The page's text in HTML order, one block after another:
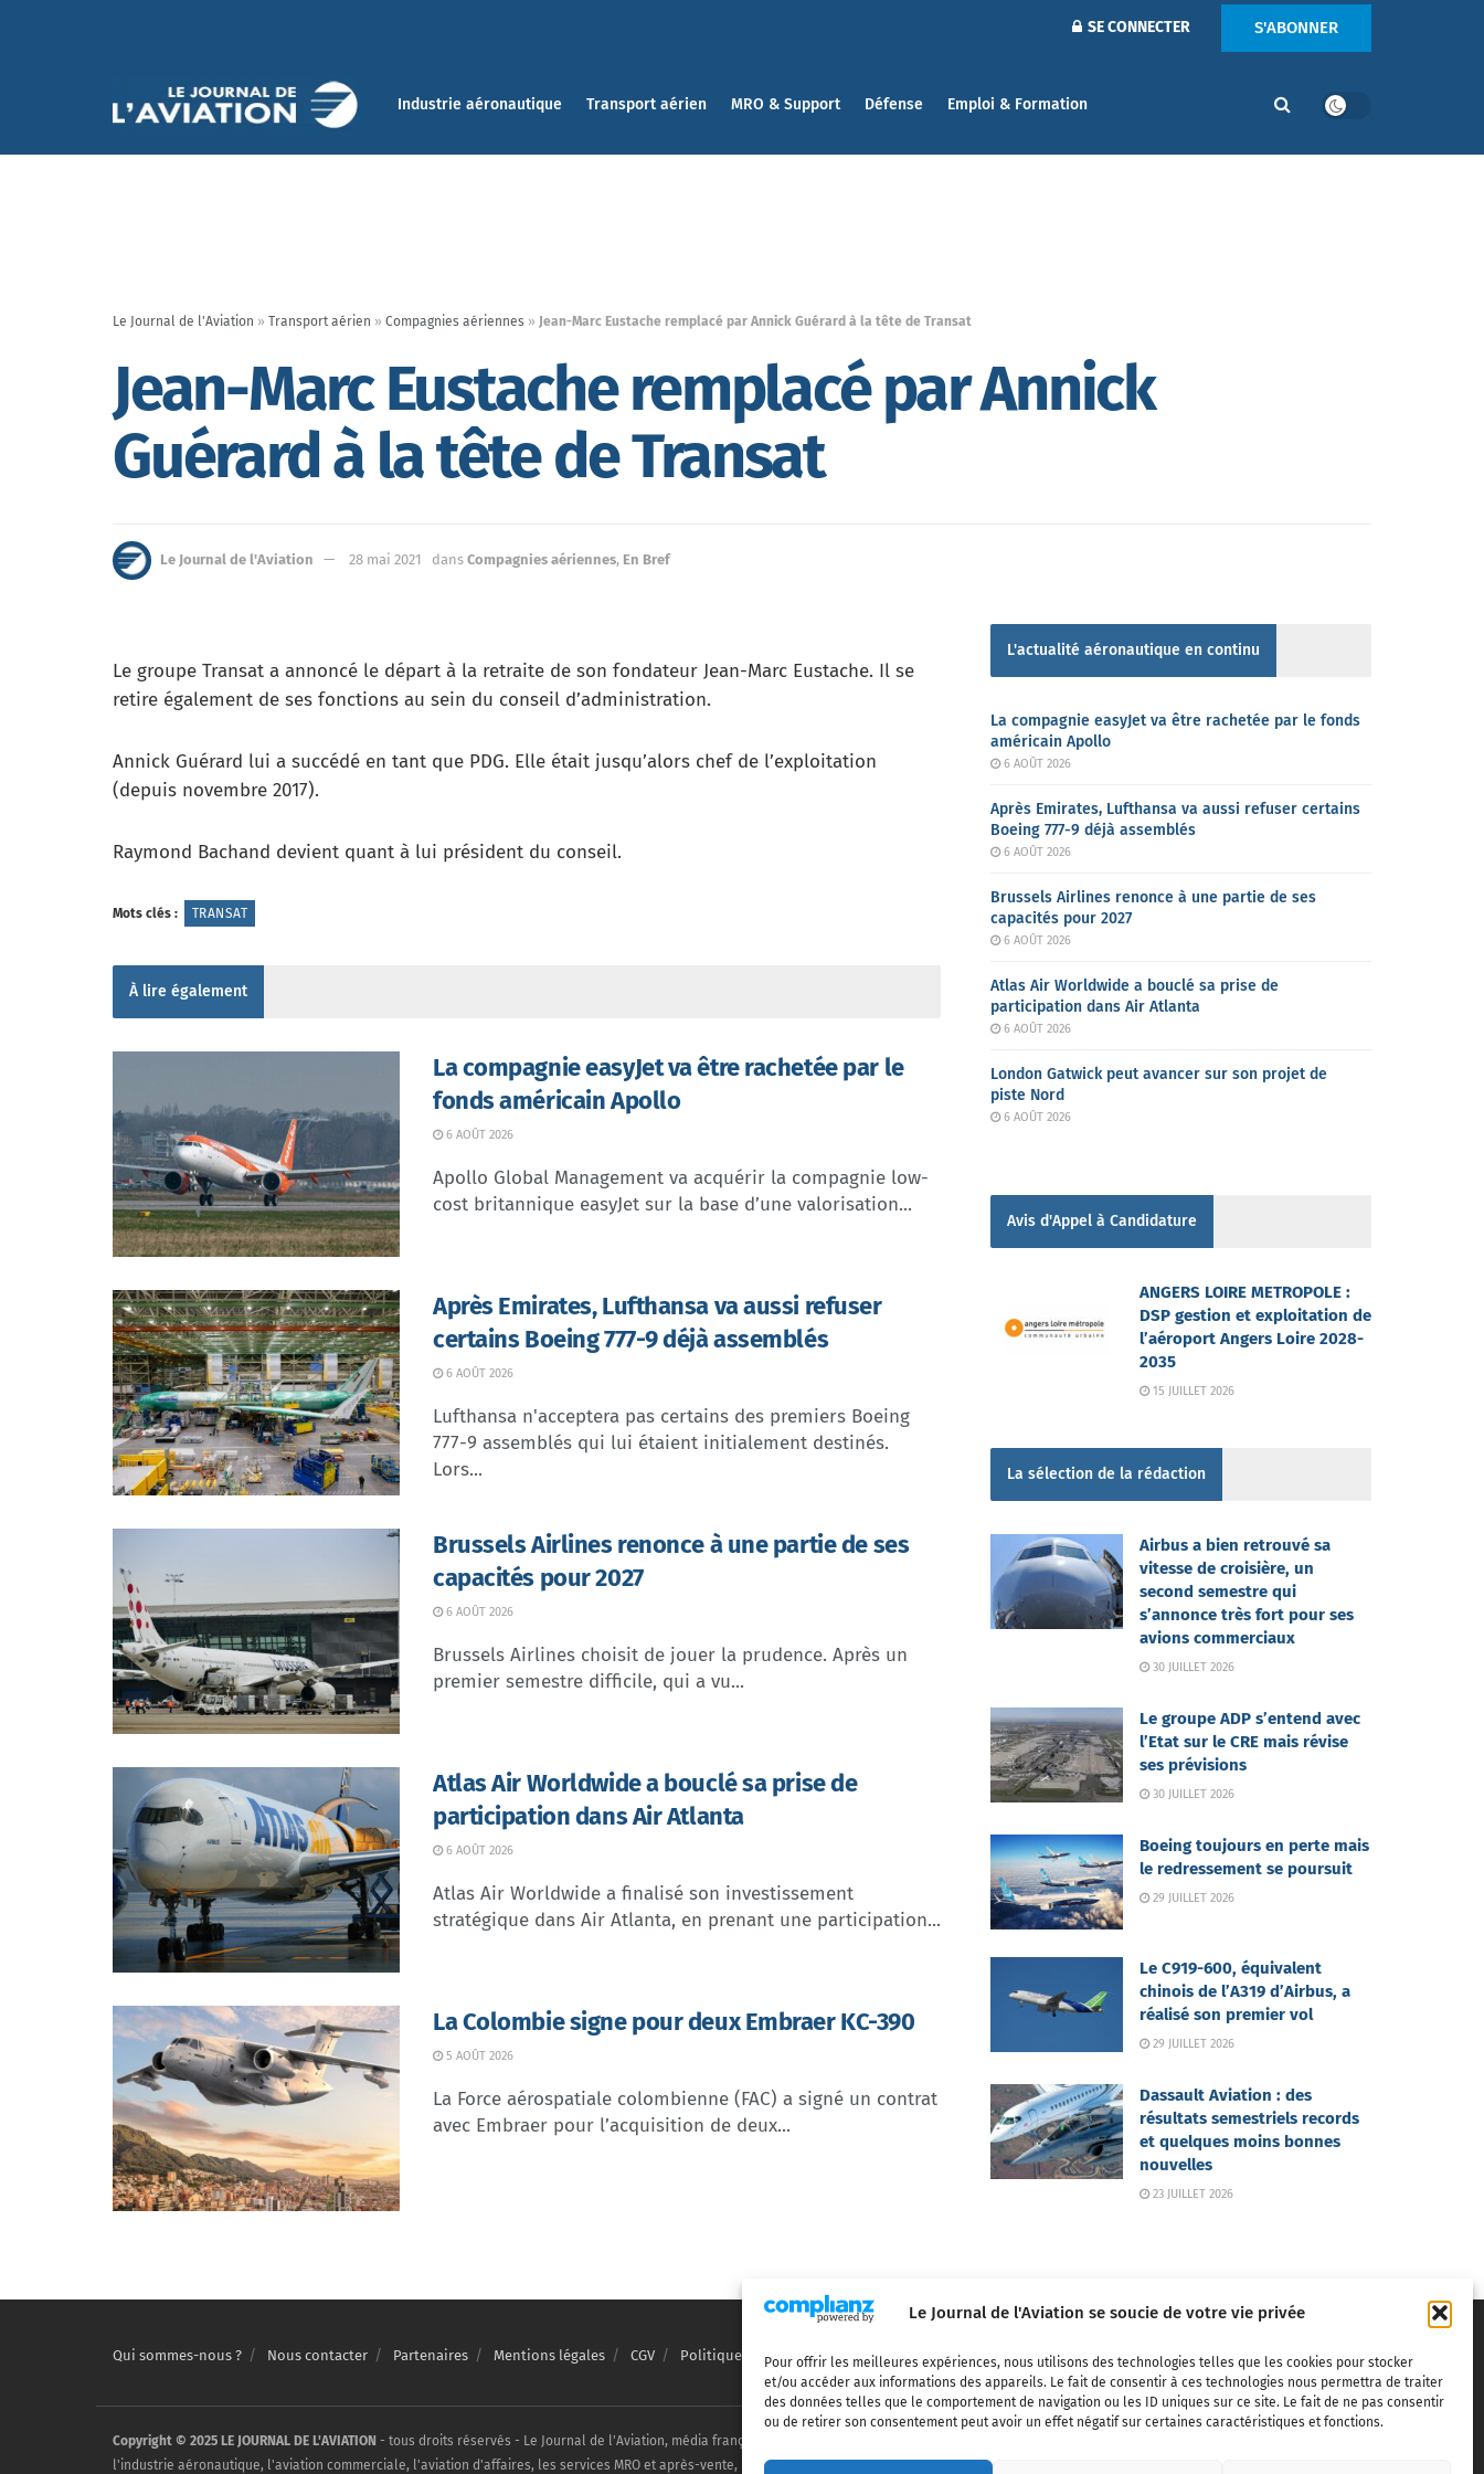
Le Journal de l'Aviation se soucie de votre vie privée
Pour offrir les meilleures expériences, nous utilisons des technologies telles que les cookies pour stocker
et/ou accéder aux informations des appareils. Le fait de consentir à ces technologies nous permettra de traiter
des données telles que le comportement de navigation ou les ID uniques sur ce site. Le fait de ne pas consentir
ou de retirer son consentement peut avoir un effet négatif sur certaines caractéristiques et fonctions.
SE CONNECTER S'ABONNER
Industrie aéronautique Transport aérien MRO & Support Défense Emploi & Formation
Le Journal de l'Aviation » Transport aérien » Compagnies aériennes » Jean-Marc Eustache remplacé par Annick Guérard à la tête de Transat
Jean-Marc Eustache remplacé par Annick
Guérard à la tête de Transat
Le Journal de l'Aviation 28 mai 2021 dans Compagnies aériennes, En Bref
Le groupe Transat a annoncé le départ à la retraite de son fondateur Jean-Marc Eustache. Il se
retire également de ses fonctions au sein du conseil d’administration.
Annick Guérard lui a succédé en tant que PDG. Elle était jusqu’alors chef de l’exploitation
(depuis novembre 2017).
Raymond Bachand devient quant à lui président du conseil.
Mots clés : TRANSAT
À lire également
La compagnie easyJet va être rachetée par le
fonds américain Apollo
6 AOÛT 2026
Apollo Global Management va acquérir la compagnie low-
cost britannique easyJet sur la base d’une valorisation...
Après Emirates, Lufthansa va aussi refuser
certains Boeing 777-9 déjà assemblés
6 AOÛT 2026
Lufthansa n'acceptera pas certains des premiers Boeing
777-9 assemblés qui lui étaient initialement destinés.
Lors...
Brussels Airlines renonce à une partie de ses
capacités pour 2027
6 AOÛT 2026
Brussels Airlines choisit de jouer la prudence. Après un
premier semestre difficile, qui a vu...
Atlas Air Worldwide a bouclé sa prise de
participation dans Air Atlanta
6 AOÛT 2026
Atlas Air Worldwide a finalisé son investissement
stratégique dans Air Atlanta, en prenant une participation...
La Colombie signe pour deux Embraer KC-390
5 AOÛT 2026
La Force aérospatiale colombienne (FAC) a signé un contrat
avec Embraer pour l’acquisition de deux...
L'actualité aéronautique en continu
La compagnie easyJet va être rachetée par le fonds
américain Apollo
6 AOÛT 2026
Après Emirates, Lufthansa va aussi refuser certains
Boeing 777-9 déjà assemblés
6 AOÛT 2026
Brussels Airlines renonce à une partie de ses
capacités pour 2027
6 AOÛT 2026
Atlas Air Worldwide a bouclé sa prise de
participation dans Air Atlanta
6 AOÛT 2026
London Gatwick peut avancer sur son projet de
piste Nord
6 AOÛT 2026
Avis d'Appel à Candidature
ANGERS LOIRE METROPOLE :
DSP gestion et exploitation de
l’aéroport Angers Loire 2028-
2035
15 JUILLET 2026
La sélection de la rédaction
Airbus a bien retrouvé sa
vitesse de croisière, un
second semestre qui
s’annonce très fort pour ses
avions commerciaux
30 JUILLET 2026
Le groupe ADP s’entend avec
l’Etat sur le CRE mais révise
ses prévisions
30 JUILLET 2026
Boeing toujours en perte mais
le redressement se poursuit
29 JUILLET 2026
Le C919-600, équivalent
chinois de l’A319 d’Airbus, a
réalisé son premier vol
29 JUILLET 2026
Dassault Aviation : des
résultats semestriels records
et quelques moins bonnes
nouvelles
23 JUILLET 2026
Qui sommes-nous ? Nous contacter Partenaires Mentions légales CGV Politique de confidentialité
Copyright © 2025 LE JOURNAL DE L'AVIATION - tous droits réservés - Le Journal de l'Aviation, média français de référence couvrant l'actualité de
l'industrie aéronautique, l'aviation commerciale, l'aviation d'affaires, les services MRO et après-vente, le financement et la location d'aéronefs civils,